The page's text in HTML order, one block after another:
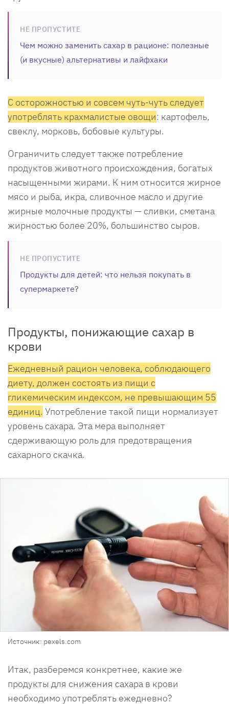
НЕ ПРОПУСТИТЕ
Чем можно заменить сахар в рационе: полезные
(и вкусные) альтернативы и лайфхаки
С осторожностью и совсем чуть-чуть следует
употреблять крахмалистые овощи: картофель,
свеклу, морковь, бобовые культуры.
Ограничить следует также потребление
продуктов животного происхождения, богатых
насыщенными жирами. К ним относится жирное
мясо и рыба, икра, сливочное масло и другие
жирные молочные продукты — сливки, сметана
жирностью более 20%, большинство сыров.
НЕ ПРОПУСТИТЕ
Продукты для детей: что нельзя покупать в
супермаркете?
Продукты, понижающие сахар в
крови
Ежедневный рацион человека, соблюдающего
диету, должен состоять из пищи с
гликемическим индексом, не превышающим 55
единиц. Употребление такой пищи нормализует
уровень сахара. Эта мера выполняет
сдерживающую роль для предотвращения
сахарного скачка.
Источник: pexels.com
Итак, разберемся конкретнее, какие же
продукты для снижения сахара в крови
необходимо употреблять ежедневно?